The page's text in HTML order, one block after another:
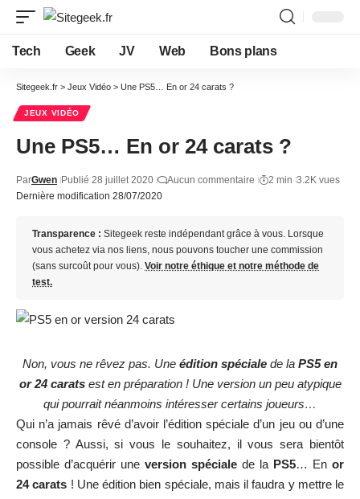
Tech Geek JV Web Bons plans
Sitegeek.fr > Jeux Vidéo > Une PS5… En or 24 carats ?
JEUX VIDÉO
Une PS5… En or 24 carats ?
Dernière modification 28/07/2020
ParGwen Publié 28 juillet 2020 Aucun commentaire 2 min 3.2K vues
Transparence : Sitegeek reste indépendant grâce à vous. Lorsque
vous achetez via nos liens, nous pouvons toucher une commission
(sans surcoût pour vous). Voir notre éthique et notre méthode de
test.
Non, vous ne rêvez pas. Une édition spéciale de la PS5 en
or 24 caratsest en préparation ! Une version un peu atypique
qui pourrait néanmoins intéresser certains joueurs…
Qui n’a jamais rêvé d’avoir l’édition spéciale d’un jeu ou d’une
console ? Aussi, si vous le souhaitez, il vous sera bientôt
possible d’acquérir une version spéciale de la PS5… En or
24 carats ! Une édition bien spéciale, mais il faudra y mettre le